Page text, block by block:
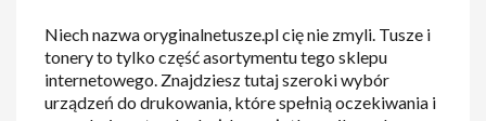
Niech nazwa oryginalnetusze.pl cię nie zmyli. Tusze i
tonery to tylko część asortymentu tego sklepu
internetowego. Znajdziesz tutaj szeroki wybór
urządzeń do drukowania, które spełnią oczekiwania i